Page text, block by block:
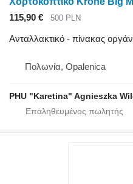
115,90 €
500 PLN
Ανταλλακτικό - πίνακας
Πολωνία, Opalenica
PHU "Karetina" Agnieszka